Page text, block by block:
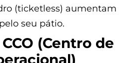
(ticketless) aumentam
seu pátio.
(Centro de